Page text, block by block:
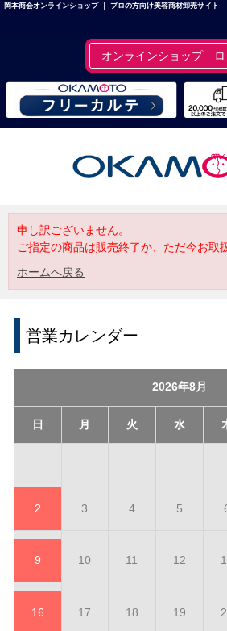
岡本商会オンラインショップ ｜ プロの方向け美容商材卸売サイト
オンラインショップ ロ
申し訳ございません。
ご指定の商品は販売終了か、ただ今お取
ホームへ戻る
営業カレンダー
2026年8月
日 月 火 水
2 3 4 5
9 10 11 12
16 17 18 19